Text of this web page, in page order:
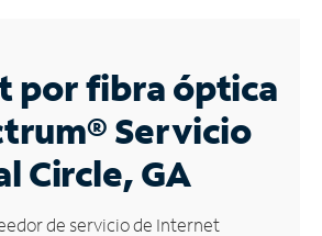
por fibra óptica
Servicio
Circle, GA
de servicio de Internet